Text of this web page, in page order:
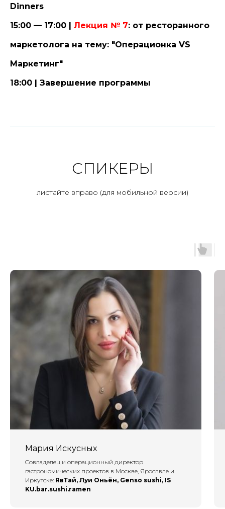
Dinners
15:00 — 17:00 | Лекция № 7: от ресторанного
маркетолога на тему: "Операционка VS
Маркетинг"
18:00 | Завершение программы
СПИКЕРЫ
листайте вправо (для мобильной версии)
Мария Искусных
Cовладелец и операционный директор
гастрономических проектов в Москве, Ярослвле и
Иркутске: ЯвТай, Луи Оньён, Genso sushi, IS
KU.bar.sushi.ramen